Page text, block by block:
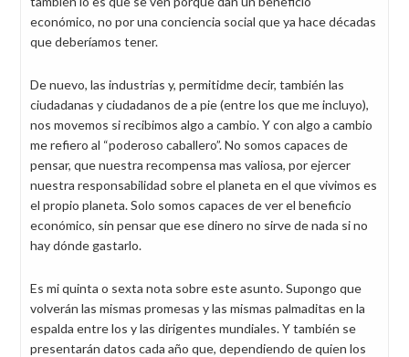
económico, no por una conciencia social que ya hace décadas
que deberíamos tener.
De nuevo, las industrias y, permitidme decir, también las
ciudadanas y ciudadanos de a pie (entre los que me incluyo),
nos movemos si recibimos algo a cambio. Y con algo a cambio
me refiero al “poderoso caballero”. No somos capaces de
pensar, que nuestra recompensa mas valiosa, por ejercer
nuestra responsabilidad sobre el planeta en el que vivimos es
el propio planeta. Solo somos capaces de ver el beneficio
económico, sin pensar que ese dinero no sirve de nada si no
hay dónde gastarlo.
Es mi quinta o sexta nota sobre este asunto. Supongo que
volverán las mismas promesas y las mismas palmaditas en la
espalda entre los y las dirigentes mundiales. Y también se
presentarán datos cada año que, dependiendo de quien los